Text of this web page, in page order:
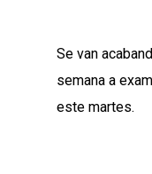
Se van
semana a
este martes.